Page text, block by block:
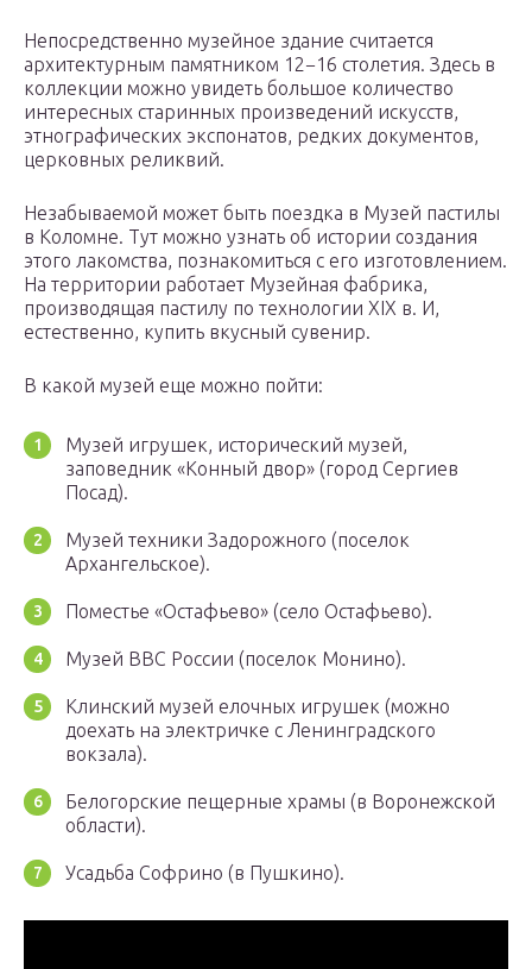
Непосредственно музейное здание считается
архитектурным памятником 12−16 столетия. Здесь в
коллекции можно увидеть большое количество
интересных старинных произведений искусств,
этнографических экспонатов, редких документов,
церковных реликвий.
Незабываемой может быть поездка в Музей пастилы
в Коломне. Тут можно узнать об истории создания
этого лакомства, познакомиться с его изготовлением.
На территории работает Музейная фабрика,
производящая пастилу по технологии XIX в. И,
естественно, купить вкусный сувенир.
В какой музей еще можно пойти:
Музей игрушек, исторический музей,
заповедник «Конный двор» (город Сергиев
Посад).
Музей техники Задорожного (поселок
Архангельское).
Поместье «Остафьево» (село Остафьево).
Музей ВВС России (поселок Монино).
Клинский музей елочных игрушек (можно
доехать на электричке с Ленинградского
вокзала).
Белогорские пещерные храмы (в Воронежской
области).
Усадьба Софрино (в Пушкино).